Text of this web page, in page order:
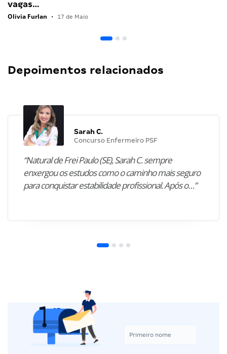
vagas…
Olivia Furlan • 17 de Maio
Depoimentos relacionados
Sarah C.
Concurso Enfermeiro PSF
“Natural de Frei Paulo (SE), Sarah C. sempre
enxergou os estudos como o caminho mais seguro
para conquistar estabilidade profissional. Após o…”